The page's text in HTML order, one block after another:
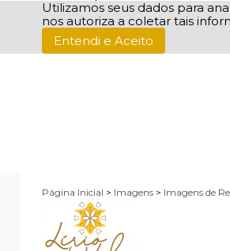
Utilizamos seus dados para
nos autoriza a coletar tais
Entendi e Aceito
Página Inicial > Imagens > Imagens de